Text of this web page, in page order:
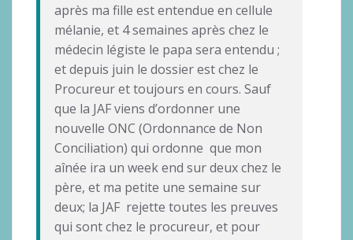
après ma fille est entendue en cellule
mélanie, et 4 semaines après chez le
médecin légiste le papa sera entendu ;
et depuis juin le dossier est chez le
Procureur et toujours en cours. Sauf
que la JAF viens d’ordonner une
nouvelle ONC (Ordonnance de Non
Conciliation) qui ordonne que mon
aînée ira un week end sur deux chez le
père, et ma petite une semaine sur
deux; la JAF rejette toutes les preuves
qui sont chez le procureur, et pour